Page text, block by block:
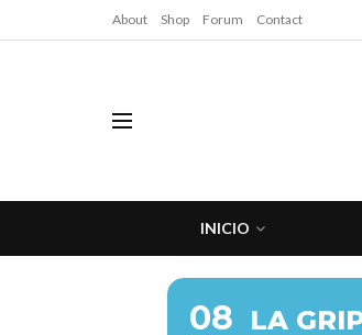
About Shop Forum Contact
INICIO
08 LA